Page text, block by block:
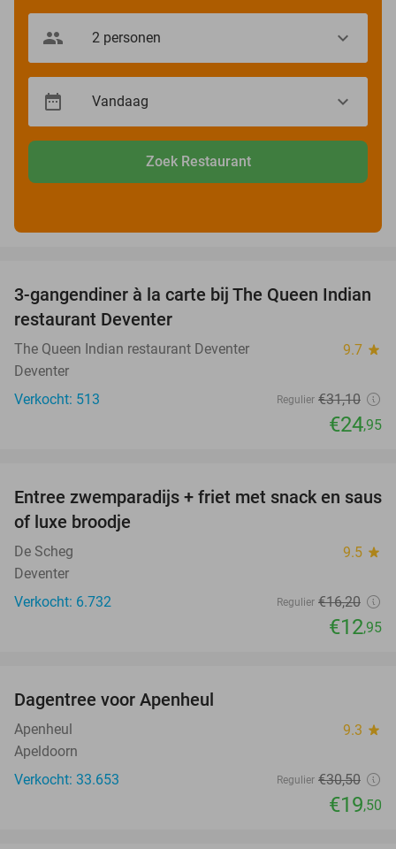
Zoek Restaurant
20%
3-gangendiner à la carte bij The Queen Indian
restaurant Deventer
The Queen Indian restaurant Deventer 9.7 star
Deventer
Verkocht: 513
Regulier €31,10
€24,95
20%
Entree zwemparadijs + friet met snack en saus
of luxe broodje
De Scheg 9.5 star
Deventer
Verkocht: 6.732
Regulier €16,20
€12,95
Dagentree voor Apenheul
Apenheul 9.3 star
Apeldoorn
Verkocht: 33.653
Regulier €30,50
€19,50